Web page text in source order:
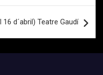
d´abril) Teatre Gaudí